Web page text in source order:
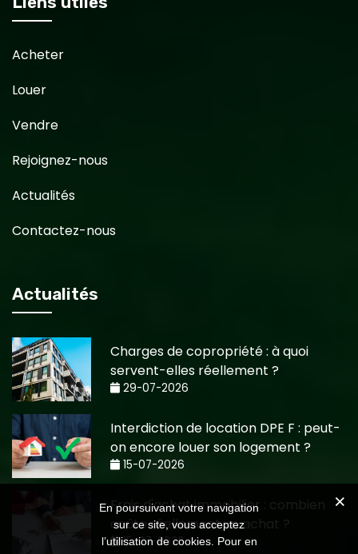
Acheter
Louer
Vendre
Rejoignez-nous
Actualités
Contactez-nous
Actualités
Charges de copropriété : à quoi
servent-elles réellement ?
29-07-2026
Interdiction de location DPE F : peut-
on encore louer son logement ?
15-07-2026
Frais d'achat immobilier : combien
coûte réellement un achat ?
15-07-2026
En poursuivant votre navigation
sur ce site, vous acceptez
l’utilisation de cookies. Pour en